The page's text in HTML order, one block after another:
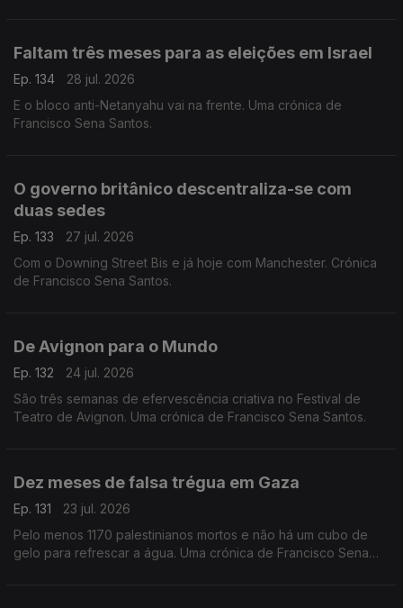
Faltam três meses para as eleições em Israel
Ep. 134
28 jul. 2026
E o bloco anti-Netanyahu vai na frente. Uma crónica de
Francisco Sena Santos.
O governo britânico descentraliza-se com
duas sedes
Ep. 133
27 jul. 2026
Com o Downing Street Bis e já hoje com Manchester. Crónica
de Francisco Sena Santos.
De Avignon para o Mundo
Ep. 132
24 jul. 2026
São três semanas de efervescência criativa no Festival de
Teatro de Avignon. Uma crónica de Francisco Sena Santos.
Dez meses de falsa trégua em Gaza
Ep. 131
23 jul. 2026
Pelo menos 1170 palestinianos mortos e não há um cubo de
gelo para refrescar a água. Uma crónica de Francisco Sena